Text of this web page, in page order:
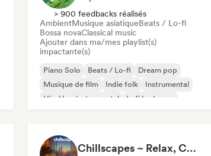
> 900 feedbacks réalisés
AmbientMusique asiatiqueBeats / Lo-fi
Bossa novaClassical music
Ajouter dans ma/mes playlist(s)
impactante(s)
Piano Solo Beats / Lo-fi
Dream pop
Musique de film
Indie folk
Instrumental
Hip-Hop instrumental
Lofi bedroom
Chillscapes ~ Relax, Concentrate, Meditate, Sleep, Dream